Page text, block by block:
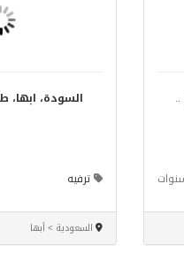
.. السودة، ابها،
ترفيه
السعودية > أبها